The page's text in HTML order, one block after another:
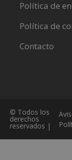
Política de
Política de
Contacto
© Todos los
derechos
reservados |